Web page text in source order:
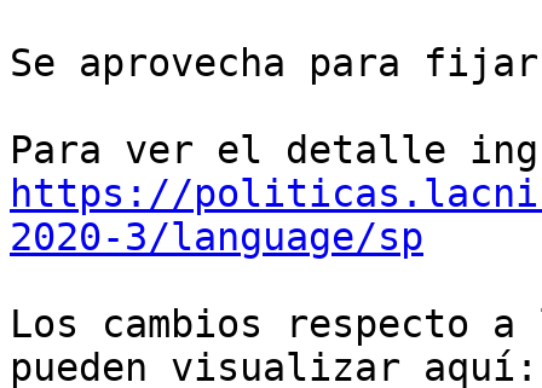
Se aprovecha para
https://
2020-3/language/sp
Los cambios respecto